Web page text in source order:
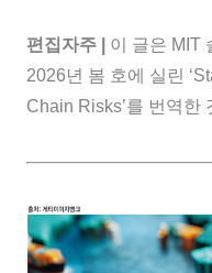
편집자주 |
이 글은 MIT
2026년 봄 호에 실린
Chain Risks’를 번역한